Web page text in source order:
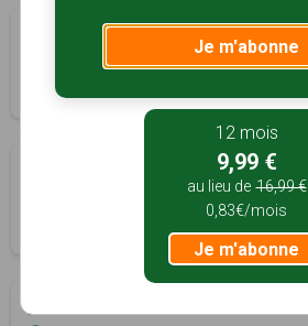
Boucle des châteaux
Roquebrune, Gironde (33)
1h30
Saint-Laurent-du-Plan, Gironde (33)
Boucle nord
Je m'abonne
12 mois
9,99 €
au lieu de 16,99 €
0,83€/mois
Je m'abonne